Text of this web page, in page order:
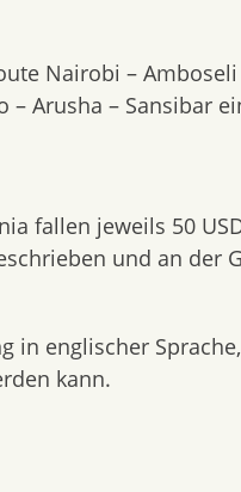
Nairobi – Amboseli
Arusha – Sansibar
fallen jeweils 50
und an der
in englischer
kann.